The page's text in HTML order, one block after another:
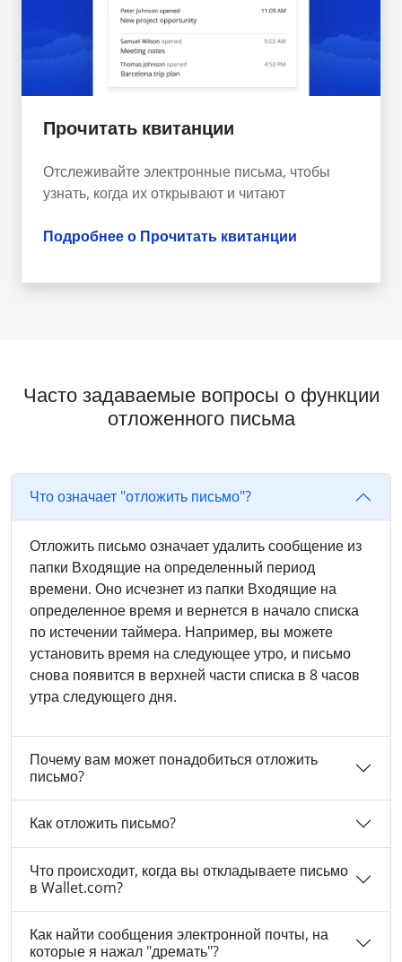
Прочитать квитанции
Отслеживайте электронные письма, чтобы
узнать, когда их открывают и читают
Подробнее о Прочитать квитанции
Часто задаваемые вопросы о функции
отложенного письма
Что означает "отложить письмо"?
Отложить письмо означает удалить сообщение из
папки Входящие на определенный период
времени. Оно исчезнет из папки Входящие на
определенное время и вернется в начало списка
по истечении таймера. Например, вы можете
установить время на следующее утро, и письмо
снова появится в верхней части списка в 8 часов
утра следующего дня.
Почему вам может понадобиться отложить
письмо?
Как отложить письмо?
Что происходит, когда вы откладываете письмо
в Wallet.com?
Как найти сообщения электронной почты, на
которые я нажал "дремать"?